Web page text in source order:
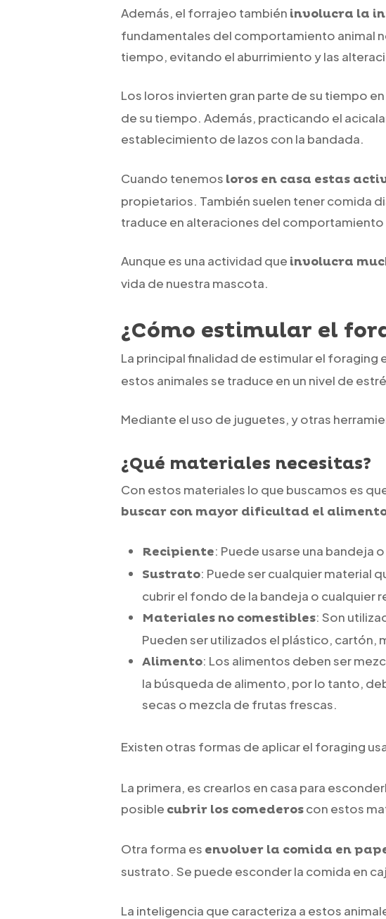
Además, el forrajeo también involucra la
fundamentales del comportamiento animal
tiempo, evitando el aburrimiento y las
Los loros invierten gran parte de su tiempo en
de su tiempo. Además, practicando el
establecimiento de lazos con la bandada.
Cuando tenemos loros en casa estas
propietarios. También suelen tener comida
traduce en alteraciones del
Aunque es una actividad que involucra
vida de nuestra mascota.
¿Cómo estimular el
La principal finalidad de estimular el foraging
estos animales se traduce en un nivel de
Mediante el uso de juguetes, y otras
¿Qué materiales necesitas?
Con estos materiales lo que buscamos es
buscar con mayor dificultad el
Recipiente: Puede usarse una bandeja
Sustrato: Puede ser cualquier material
cubrir el fondo de la bandeja o cualquier
Materiales no comestibles: Son
Pueden ser utilizados el plástico, cartón,
Alimento: Los alimentos deben ser
la búsqueda de alimento, por lo tanto,
secas o mezcla de frutas frescas.
Existen otras formas de aplicar el foraging
La primera, es crearlos en casa para
posible cubrir los comederoscon estos
Otra forma es envolver la comida en
sustrato. Se puede esconder la comida en
La inteligencia que caracteriza a estos